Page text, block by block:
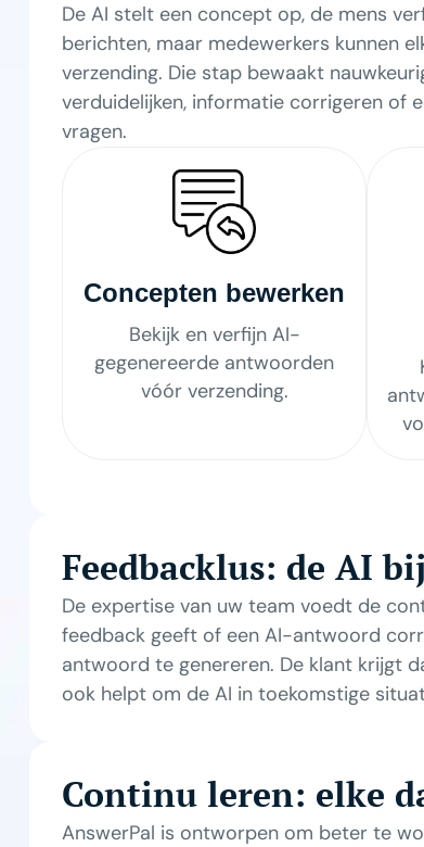
De AI stelt een concept op, de mens
berichten, maar medewerkers kunnen
verzending. Die stap bewaakt
verduidelijken, informatie corrigeren of
vragen.
Concepten bewerken
Bekijk en verfijn AI-
gegenereerde antwoorden
vóór verzending.
Feedbacklus: de AI
De expertise van uw team voedt de
feedback geeft of een AI-antwoord
antwoord te genereren. De klant krijgt
ook helpt om de AI in toekomstige
Continu leren: elke
AnswerPal is ontworpen om beter te